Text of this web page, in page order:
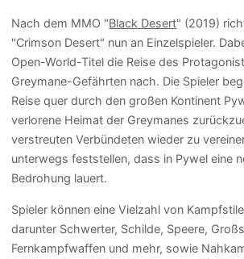
Nach dem MMO "Black Desert" (2019)
"Crimson Desert" nun an Einzelspieler.
Open-World-Titel die Reise des
Greymane-Gefährten nach. Die Spieler
Reise quer durch den großen Kontinent
verlorene Heimat der Greymanes
verstreuten Verbündeten wieder zu
unterwegs feststellen, dass in Pywel eine
Bedrohung lauert.
Spieler können eine Vielzahl von
darunter Schwerter, Schilde, Speere,
Fernkampfwaffen und mehr, sowie